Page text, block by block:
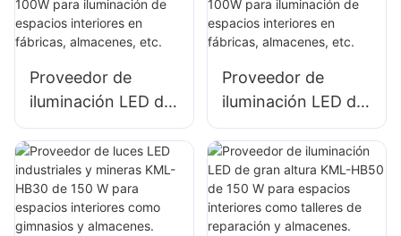
exteriores e
iluminación de
construcción.
espacios interiores
en fábricas,
Proveedor de
iluminación LED de
gran altura KML-
HB30 100W para
iluminación de
espacios interiores
en fábricas,
Proveedor de
iluminación LED de
gran altura KML-
HB50 100W para
iluminación de
espacios interiores
en fábricas,